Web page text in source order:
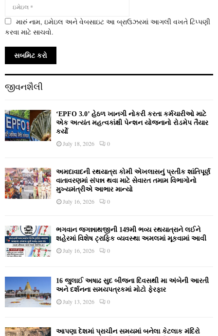
મારું નામ, ઇમેઇલ અને વેબસાઇટ આ બ્રાઉઝરમાં આગલી વખતે ટિપ્પણી
કરવા માટે સાચવો.
જીવનશૈલી
‘EPFO 3.0’ હેઠળ ખાનગી નોકરી કરતા કર્મચારીઓ માટે
એક અત્યંત મહત્વકાંક્ષી પેન્શન યોજનાનો રોડમેપ તૈયાર
કર્યો
July 18, 2026 0
અમદાવાદની રથયાત્રા કોમી એખલાસનું પ્રતીક શાંતિપૂર્ણ
વાતાવરણમાં સંપન્ન થવા માટે સેવારત તમામ વિભાગોનો
મુખ્યમંત્રીએ આભાર માન્યો
July 16, 2026 0
ભગવાન જગન્નાથજીની 149મી ભવ્ય રથયાત્રાને લઈને
શહેરમાં વિશેષ ટ્રાફિક વ્યવસ્થા અમલમાં મૂકવામાં આવી
July 16, 2026 0
16 જુલાઈ અષાઢ સુદ બીજના દિવસથી મા અંબેની આરતી
અને દર્શનના સમયપત્રકમાં મોટો ફેરફાર
July 13, 2026 0
આપણા દેશમાં પ્રાચીન સમયમાં બનેલા કેટલાક મંદિરો